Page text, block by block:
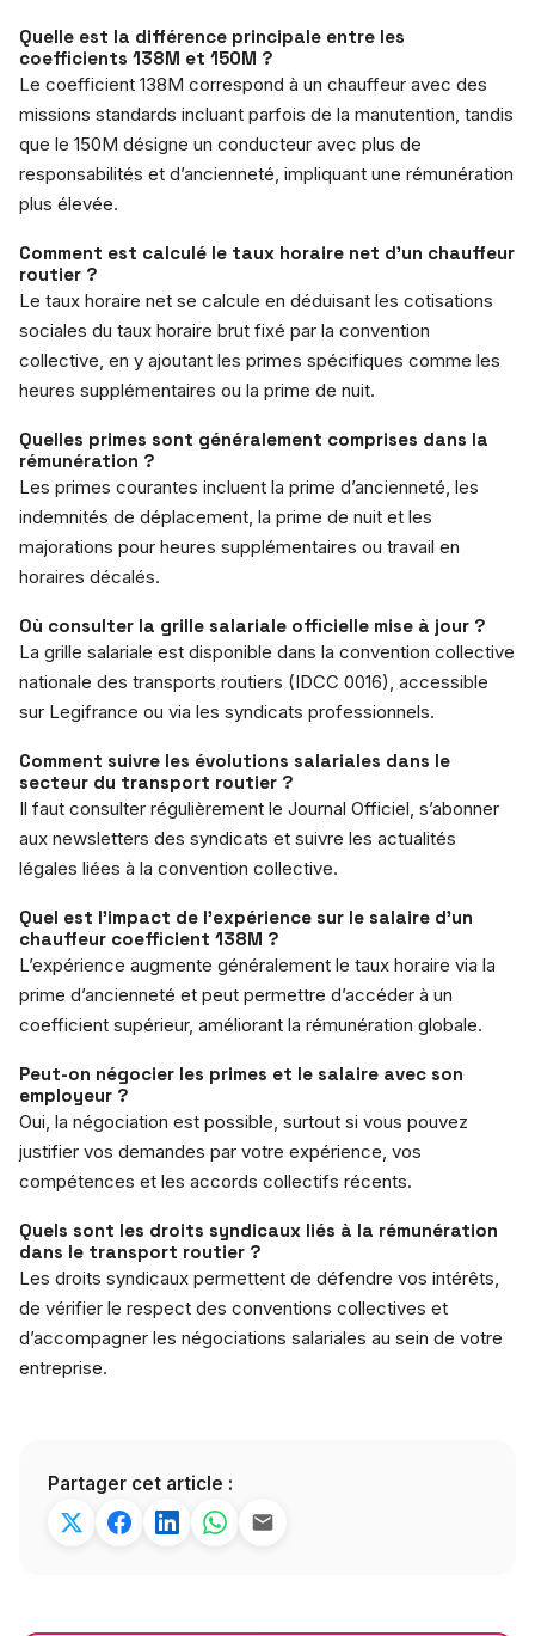
Quelle est la différence principale entre les
coefficients 138M et 150M ?
Le coefficient 138M correspond à un chauffeur avec des
missions standards incluant parfois de la manutention, tandis
que le 150M désigne un conducteur avec plus de
responsabilités et d’ancienneté, impliquant une rémunération
plus élevée.
Comment est calculé le taux horaire net d’un chauffeur
routier ?
Le taux horaire net se calcule en déduisant les cotisations
sociales du taux horaire brut fixé par la convention
collective, en y ajoutant les primes spécifiques comme les
heures supplémentaires ou la prime de nuit.
Quelles primes sont généralement comprises dans la
rémunération ?
Les primes courantes incluent la prime d’ancienneté, les
indemnités de déplacement, la prime de nuit et les
majorations pour heures supplémentaires ou travail en
horaires décalés.
Où consulter la grille salariale officielle mise à jour ?
La grille salariale est disponible dans la convention collective
nationale des transports routiers (IDCC 0016), accessible
sur Legifrance ou via les syndicats professionnels.
Comment suivre les évolutions salariales dans le
secteur du transport routier ?
Il faut consulter régulièrement le Journal Officiel, s’abonner
aux newsletters des syndicats et suivre les actualités
légales liées à la convention collective.
Quel est l’impact de l’expérience sur le salaire d’un
chauffeur coefficient 138M ?
L’expérience augmente généralement le taux horaire via la
prime d’ancienneté et peut permettre d’accéder à un
coefficient supérieur, améliorant la rémunération globale.
Peut-on négocier les primes et le salaire avec son
employeur ?
Oui, la négociation est possible, surtout si vous pouvez
justifier vos demandes par votre expérience, vos
compétences et les accords collectifs récents.
Quels sont les droits syndicaux liés à la rémunération
dans le transport routier ?
Les droits syndicaux permettent de défendre vos intérêts,
de vérifier le respect des conventions collectives et
d’accompagner les négociations salariales au sein de votre
entreprise.
Partager cet article :